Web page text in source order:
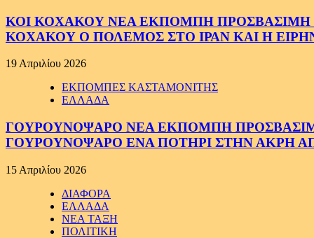
ΚΟΙ ΚΟΧΑΚΟΥ ΝΕΑ ΕΚΠΟΜΠΗ ΠΡΟΣΒΑΣΙΜΗ
ΚΟΧΑΚΟΥ Ο ΠΟΛΕΜΟΣ ΣΤΟ ΙΡΑΝ ΚΑΙ Η
19 Απριλίου 2026
ΕΚΠΟΜΠΕΣ ΚΑΣΤΑΜΟΝΙΤΗΣ
ΕΛΛΑΔΑ
ΓΟΥΡΟΥΝΟΨΑΡΟ ΝΕΑ ΕΚΠΟΜΠΗ ΠΡΟΣΒΑΣΙΜΗ
ΓΟΥΡΟΥΝΟΨΑΡΟ ΕΝΑ ΠΟΤΗΡΙ ΣΤΗΝ ΑΚΡΗ
15 Απριλίου 2026
ΔΙΑΦΟΡΑ
ΕΛΛΑΔΑ
ΝΕΑ ΤΑΞΗ
ΠΟΛΙΤΙΚΗ